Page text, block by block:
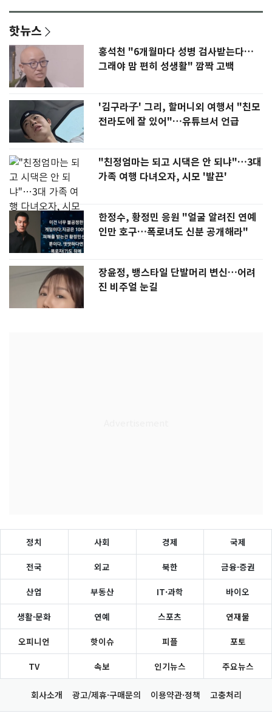
핫뉴스
홍석천 "6개월마다 성병 검사받는다…
그래야 맘 편히 성생활" 깜짝 고백
'김구라子' 그리, 할머니외 여행서 "친모
전라도에 잘 있어"…유튜브서 언급
"친정엄마는 되고 시댁은 안 되냐"…3대
가족 여행 다녀오자, 시모 '발끈'
한정수, 황정민 응원 "얼굴 알려진 연예
인만 호구…폭로녀도 신분 공개해라"
장윤정, 뱅스타일 단발머리 변신…어려
진 비주얼 눈길
정치 사회 경제 국제
전국 외교 북한 금융·증권
산업 부동산 IT·과학 바이오
생활·문화 연예 스포츠 연재물
오피니언 핫이슈 피플 포토
TV 속보 인기뉴스 주요뉴스
회사소개 광고/제휴·구매문의 이용약관·정책 고충처리